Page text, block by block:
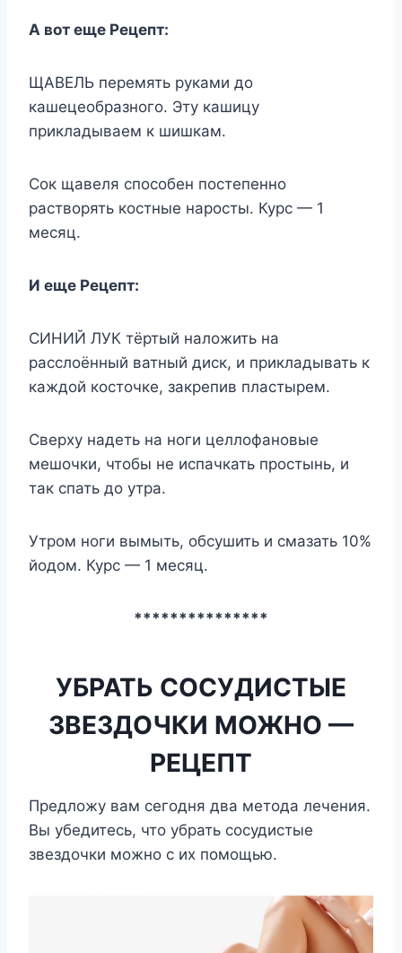
А вот еще Рецепт:
ЩАВЕЛЬ перемять руками до
кашецеобразного. Эту кашицу
прикладываем к шишкам.
Сок щавеля способен постепенно
растворять костные наросты. Курс — 1
месяц.
И еще Рецепт:
СИНИЙ ЛУК тёртый наложить на
расслоённый ватный диск, и прикладывать к
каждой косточке, закрепив пластырем.
Сверху надеть на ноги целлофановые
мешочки, чтобы не испачкать простынь, и
так спать до утра.
Утром ноги вымыть, обсушить и смазать 10%
йодом. Курс — 1 месяц.
***************
УБРАТЬ СОСУДИСТЫЕ
ЗВЕЗДОЧКИ МОЖНО —
РЕЦЕПТ
Предложу вам сегодня два метода лечения.
Вы убедитесь, что убрать сосудистые
звездочки можно с их помощью.